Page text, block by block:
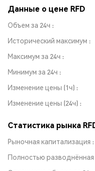
Данные о цене RFD
Объем за 24ч
Исторический максимум
Максимум за 24ч
Минимум за 24ч
Изменение цены (1ч)
Изменение цены (24ч)
Статистика рынка
Рыночная капитализация
Полностью